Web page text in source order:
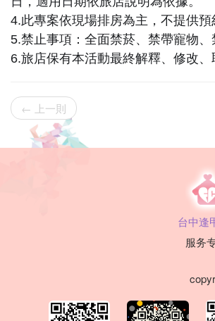
车
租
借
及
包
车
4.此專案依現場排房為主，不提供預
5.禁止事項：全面禁菸、禁帶寵物、
6.旅店保有本活動最終解釋、修改、
← 上一則
台中逢
服务